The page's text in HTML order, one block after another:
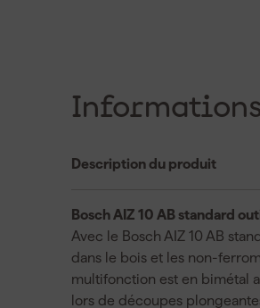
Description du produit
Bosch AIZ 10 AB standard
Avec le Bosch AIZ 10 AB
dans le bois et les non-
multifonction est en bimétal
lors de découpes